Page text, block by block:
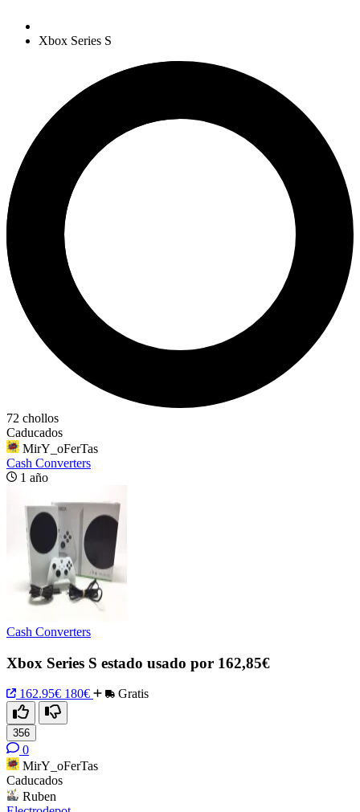
Xbox Series S
72 chollos
Caducados
MirY_oFerTas
Cash Converters
1 año
Cash Converters
Xbox Series S estado usado por 162,85€
162.95€ 180€ Gratis
356
0
MirY_oFerTas
Caducados
Ruben